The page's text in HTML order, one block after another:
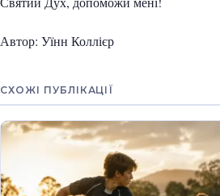
Автор: Уїнн Коллієр
СХОЖІ ПУБЛІКАЦІЇ